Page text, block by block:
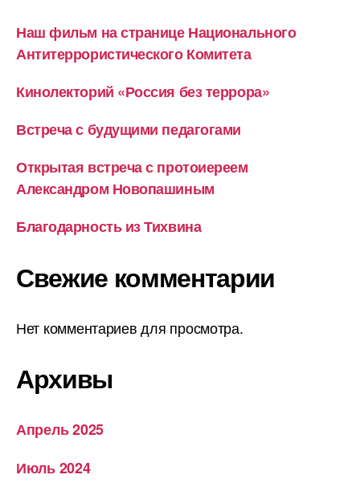
Наш фильм на странице Национального
Антитеррористического Комитета
Кинолекторий «Россия без террора»
Встреча с будущими педагогами
Открытая встреча с протоиереем
Александром Новопашиным
Благодарность из Тихвина
Свежие комментарии
Нет комментариев для просмотра.
Архивы
Апрель 2025
Июль 2024